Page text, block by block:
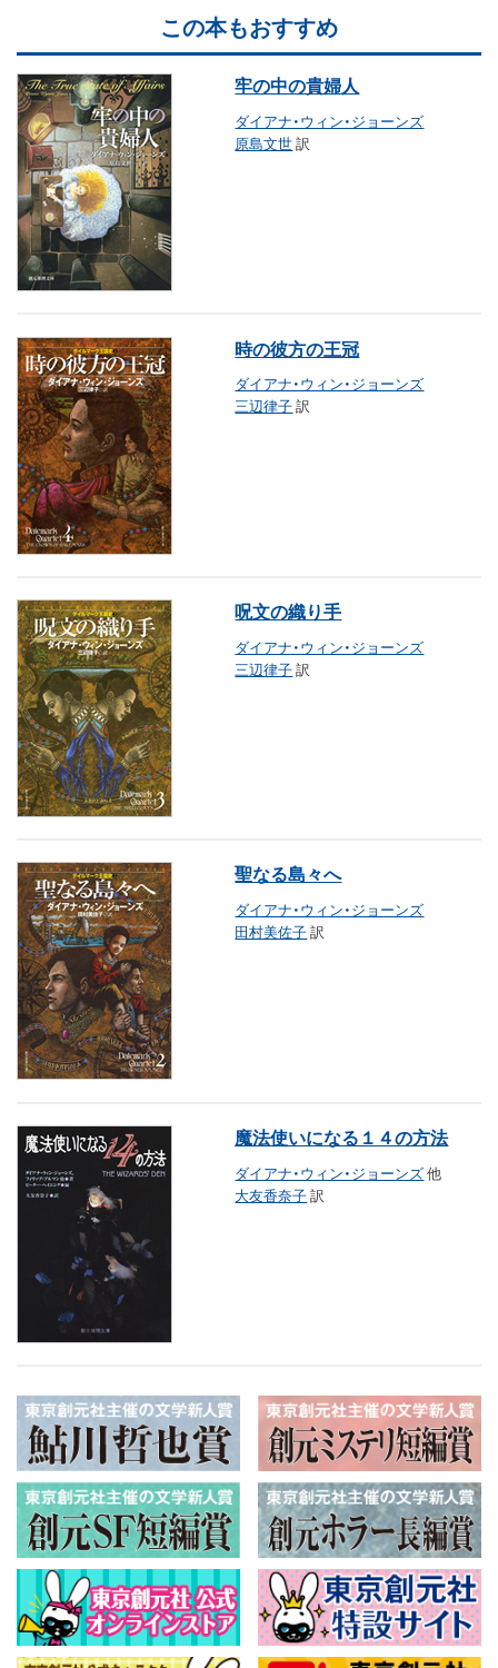
この本もおすすめ
牢の中の貴婦人
ダイアナ・ウィン・ジョーンズ
原島文世訳
時の彼方の王冠
ダイアナ・ウィン・ジョーンズ
三辺律子訳
呪文の織り手
ダイアナ・ウィン・ジョーンズ
三辺律子訳
聖なる島々へ
ダイアナ・ウィン・ジョーンズ
田村美佐子訳
魔法使いになる１４の方法
ダイアナ・ウィン・ジョーンズ他
大友香奈子訳